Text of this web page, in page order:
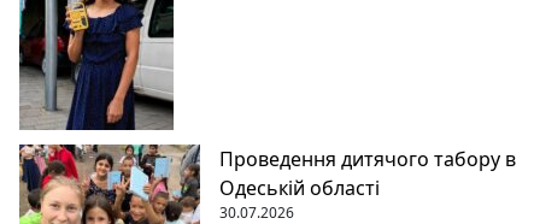
Проведення дитячого табору в
Одеській області
30.07.2026